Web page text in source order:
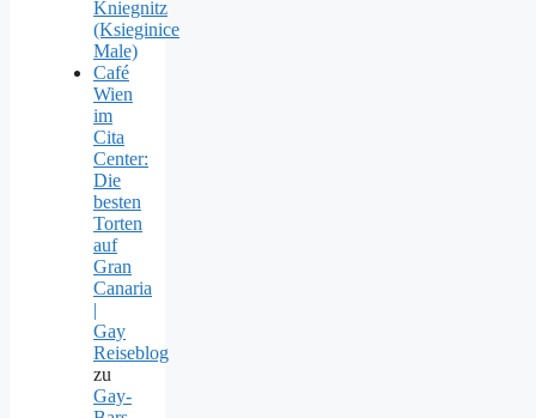
Kniegnitz
(Ksieginice
Male)
Café
Wien
im
Cita
Center:
Die
besten
Torten
auf
Gran
Canaria
|
Gay
Reiseblog
zu
Gay-